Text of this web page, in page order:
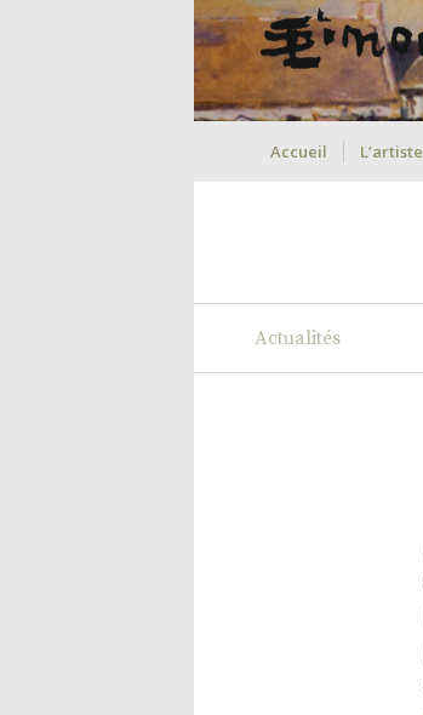
Accueil L’artiste
Actualités